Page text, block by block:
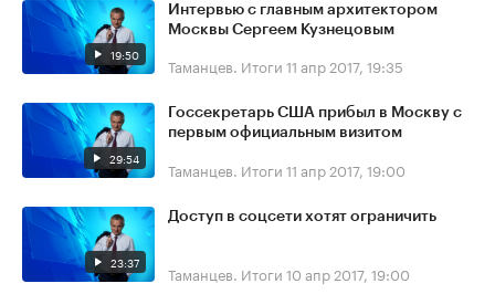
19:50
Интервью с главным архитектором
Москвы Сергеем Кузнецовым
Таманцев. Итоги 11 апр 2017, 19:35
29:54
Госсекретарь США прибыл в Москву с
первым официальным визитом
Таманцев. Итоги 11 апр 2017, 19:00
23:37
Доступ в соцсети хотят ограничить
Таманцев. Итоги 10 апр 2017, 19:00